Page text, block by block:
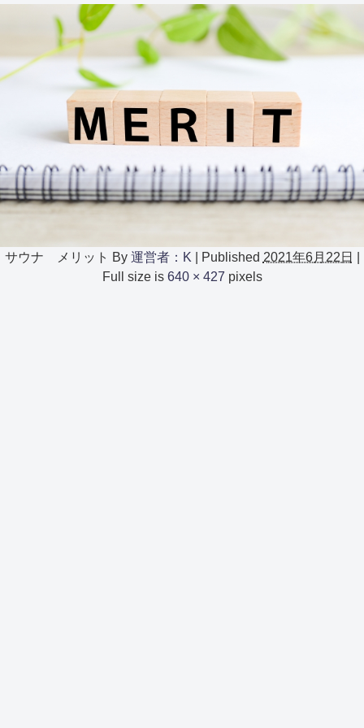
サウナ メリット By 運営者：K Published 2021年6月22日
Full size is 640 × 427 pixels